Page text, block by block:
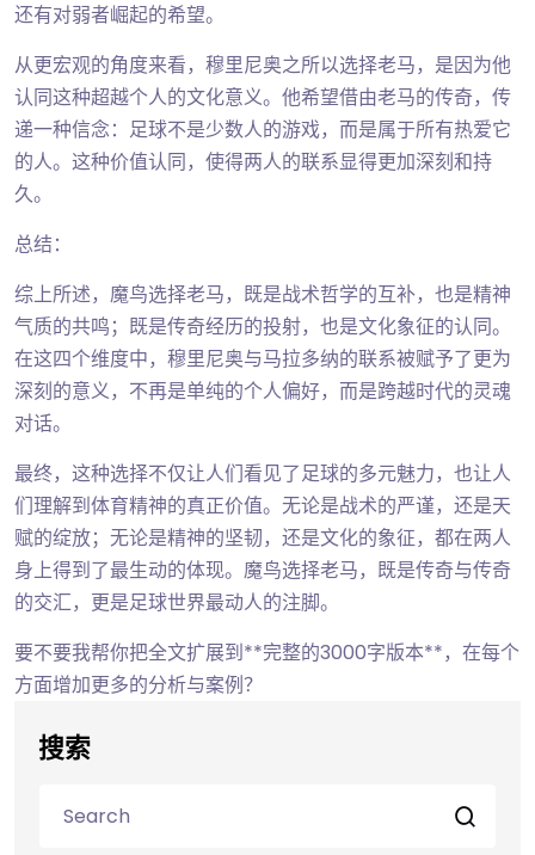
还有对弱者崛起的希望。
从更宏观的角度来看，穆里尼奥之所以选择老马，是因为他
认同这种超越个人的文化意义。他希望借由老马的传奇，传
递一种信念：足球不是少数人的游戏，而是属于所有热爱它
的人。这种价值认同，使得两人的联系显得更加深刻和持
久。
总结：
综上所述，魔鸟选择老马，既是战术哲学的互补，也是精神
气质的共鸣；既是传奇经历的投射，也是文化象征的认同。
在这四个维度中，穆里尼奥与马拉多纳的联系被赋予了更为
深刻的意义，不再是单纯的个人偏好，而是跨越时代的灵魂
对话。
最终，这种选择不仅让人们看见了足球的多元魅力，也让人
们理解到体育精神的真正价值。无论是战术的严谨，还是天
赋的绽放；无论是精神的坚韧，还是文化的象征，都在两人
身上得到了最生动的体现。魔鸟选择老马，既是传奇与传奇
的交汇，更是足球世界最动人的注脚。
要不要我帮你把全文扩展到**完整的3000字版本**，在每个
方面增加更多的分析与案例？
搜索